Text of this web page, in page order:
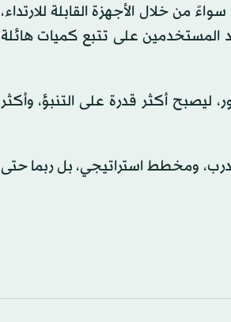
من خلال الأجهزة القابلة للارتداء،
المستخدمين على تتبع كميات هائلة
أكثر قدرة على التنبؤ، وأكثر
ومخطط استراتيجي، بل ربما حتى